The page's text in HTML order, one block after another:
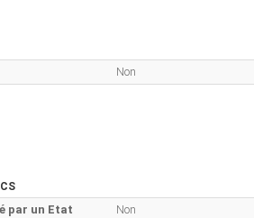
Non
par un Etat
Non